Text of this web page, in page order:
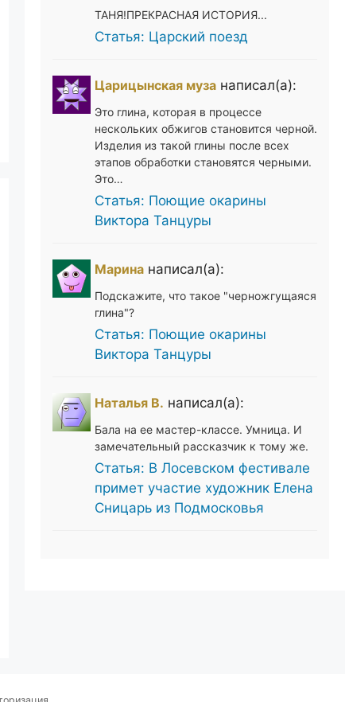
ТАНЯ!ПРЕКРАСНАЯ ИСТОРИЯ...
Статья: Царский поезд
Царицынская музанаписал(а):
Это глина, которая в процессе
нескольких обжигов становится черной.
Изделия из такой глины после всех
этапов обработки становятся черными.
Это…
Статья: Поющие окарины
Виктора Танцуры
Маринанаписал(а):
Подскажите, что такое "черножгущаяся
глина"?
Статья: Поющие окарины
Виктора Танцуры
Наталья В. написал(а):
Бала на ее мастер-классе. Умница. И
замечательный рассказчик к тому же.
Статья: В Лосевском фестивале
примет участие художник Елена
Сницарь из Подмосковья